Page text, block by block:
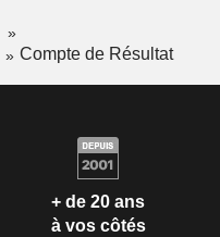
Compte de Résultat
+ de 20 ans
à vos côtés